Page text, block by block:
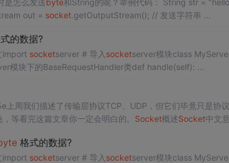
out = socket.getOutputStream(); // 发送字符串 ...
的数据?
import socket server # 导入 socketserver模块class
我们描述了传输层协议TCP、UDP，但它们毕竟只是协
等看完这篇文章你一定会明白的。 Socket概述Socket中文
格式的数据?
import socket server # 导入 socketserver模块class